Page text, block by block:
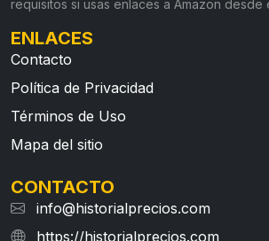
requisitos si usas enlaces a Amazon desde
ENLACES
Contacto
Política de Privacidad
Términos de Uso
Mapa del sitio
CONTACTO
info@historialprecios.com
https://historialprecios.com